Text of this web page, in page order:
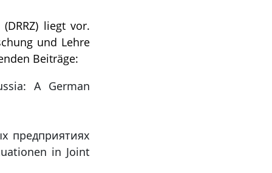
liegt vor.
und Lehre
Beiträge:
A German
предприятиях
in Joint